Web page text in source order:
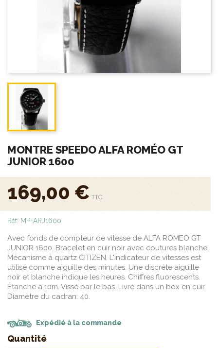
MONTRE SPEEDO ALFA ROMÉO GT
JUNIOR 1600
169,00 € TTC
Réf: MP-ARJ1600
Avec fonds de compteur de vitesse de ALFA ROMEO GT
JUNIOR 1600. Bracelet en cuir noir avec coutures blanche.
Mécanisme à quartz CITIZEN. L'indicateur de vitesses est
utilisé comme aiguille des minutes. Une discrète aiguille
noir et blanche indique les heures. Chiffres fluorescents.
Étanche à 10m. Vissé par le bas. Livré dans un box en cuir.
Diamètre du cadran: 40.
Expédié à la commande
Quantité
close
Guide des
tailles